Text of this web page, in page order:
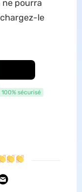
ne pourra
le
100% sécurisé